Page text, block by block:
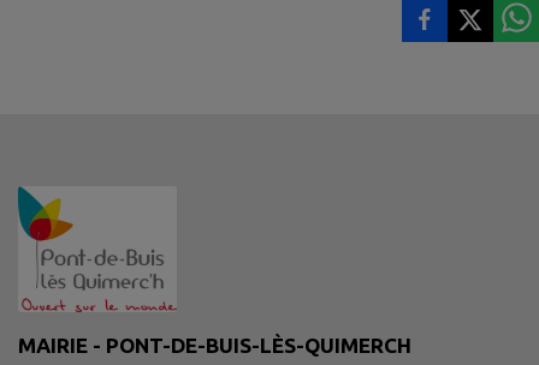
MAIRIE - PONT-DE-BUIS-LÈS-QUIMERCH